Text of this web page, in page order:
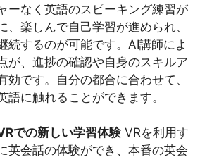
ーなく英語のスピーキング練習が
、楽しんで自己学習が進められ、
続するのが可能です。AI講師によ
が、進捗の確認や自身のスキルア
効です。自分の都合に合わせて、
語に触れることができます。
での新しい学習体験VRを利用す
英会話の体験ができ、本番の英会